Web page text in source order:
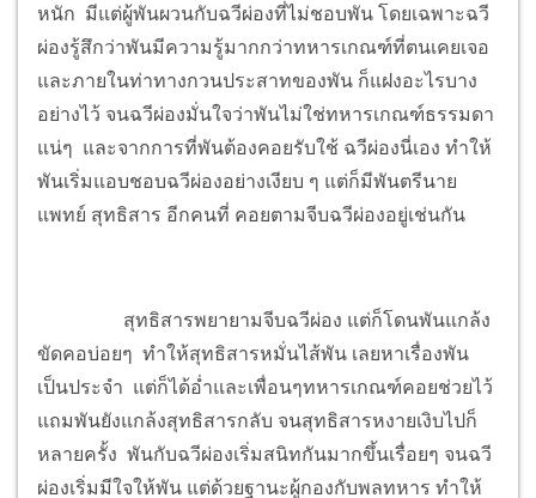
หนัก มีแต่ผู้พันผวนกับฉวีผ่องที่ไม่ชอบพัน โดยเฉพาะฉวี
ผ่องรู้สึกว่าพันมีความรู้มากกว่าทหารเกณฑ์ที่ตนเคยเจอ
และภายในท่าทางกวนประสาทของพัน ก็แฝงอะไรบาง
อย่างไว้ จนฉวีผ่องมั่นใจว่าพันไม่ใช่ทหารเกณฑ์ธรรมดา
แน่ๆ และจากการที่พันต้องคอยรับใช้ ฉวีผ่องนี่เอง ทำให้
พันเริ่มแอบชอบฉวีผ่องอย่างเงียบ ๆ แต่ก็มีพันตรีนาย
แพทย์ สุทธิสาร อีกคนที่ คอยตามจีบฉวีผ่องอยู่เช่นกัน
สุทธิสารพยายามจีบฉวีผ่อง แต่ก็โดนพันแกล้ง
ขัดคอบ่อยๆ ทำให้สุทธิสารหมั่นไส้พัน เลยหาเรื่องพัน
เป็นประจำ แต่ก็ได้อ่ำและเพื่อนๆทหารเกณฑ์คอยช่วยไว้
แถมพันยังแกล้งสุทธิสารกลับ จนสุทธิสารหงายเงิบไปก็
หลายครั้ง พันกับฉวีผ่องเริ่มสนิทกันมากขึ้นเรื่อยๆ จนฉวี
ผ่องเริ่มมีใจให้พัน แต่ด้วยฐานะผู้กองกับพลทหาร ทำให้